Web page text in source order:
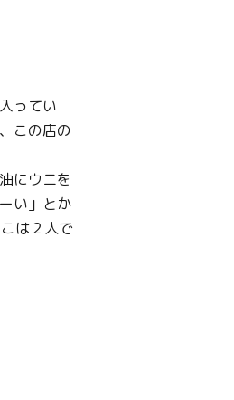
ってい
この店の
にウニを
い」とか
は２人で